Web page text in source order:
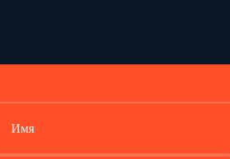
Имя